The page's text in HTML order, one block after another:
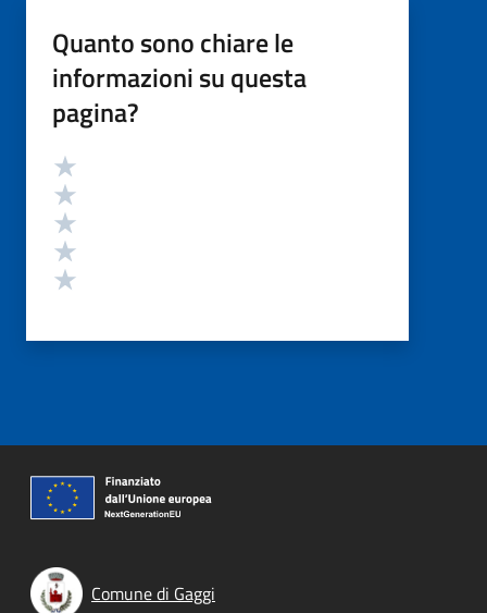
Quanto sono chiare le
informazioni su questa
pagina?
Valutazione
Comune di Gaggi